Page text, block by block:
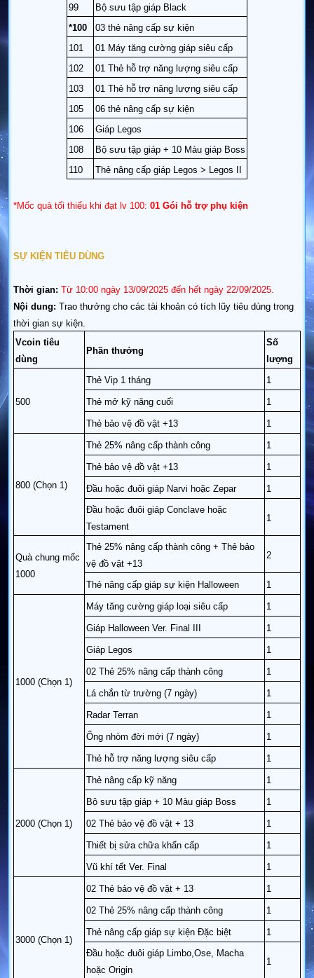
99
Bộ sưu tập giáp Black
*100
03 thẻ nâng cấp sự kiện
101
01 Máy tăng cường giáp siêu cấp
102
01 Thẻ hỗ trợ năng lượng siêu cấp
103
01 Thẻ hỗ trợ năng lượng siêu cấp
105
06 thẻ nâng cấp sự kiện
106
Giáp Legos
108
Bộ sưu tập giáp + 10 Màu giáp Boss
110
Thẻ nâng cấp giáp Legos > Legos II
*Mốc quà tối thiểu khi đạt lv 100: 01 Gói hỗ trợ phụ kiện
SỰ KIỆN TIÊU DÙNG
Thời gian: Từ 10:00ngày 13/09/2025 đến hết ngày 22/09/2025.
Nội dung: Trao thưởng cho các tài khoản có tích lũy tiêu dùng trong
thời gian sự kiện.
Vcoin tiêu
dùng
Phần thưởng
Số
lượng
500
Thẻ Vip 1 tháng 1
Thẻ mở kỹ năng cuối 1
Thẻ bảo vệ đồ vật +13 1
800 (Chọn 1)
Thẻ 25% nâng cấp thành công 1
Thẻ bảo vệ đồ vật +13 1
Đầu hoặc đuôi giáp Narvi hoặc Zepar
1
Đầu hoặc đuôi giáp Conclave hoặc
Testament
1
Quà chung mốc
1000
Thẻ 25% nâng cấp thành công + Thẻ bảo
vệ đồ vật +13
2
Thẻ nâng cấp giáp sự kiện Halloween 1
1000 (Chọn 1)
Máy tăng cường giáp loại siêu cấp 1
Giáp Halloween Ver. Final III 1
Giáp Legos 1
02 Thẻ 25% nâng cấp thành công 1
Lá chắn từ trường (7 ngày) 1
Radar Terran 1
Ống nhòm đời mới (7 ngày) 1
Thẻ hỗ trợ năng lượng siêu cấp 1
2000 (Chọn 1)
Thẻ nâng cấp kỹ năng 1
Bộ sưu tập giáp + 10 Màu giáp Boss 1
02 Thẻ bảo vệ đồ vật + 13 1
Thiết bị sửa chữa khẩn cấp 1
Vũ khí tết Ver. Final 1
3000 (Chọn 1)
02 Thẻ bảo vệ đồ vật + 13 1
02 Thẻ 25% nâng cấp thành công 1
Thẻ nâng cấp giáp sự kiện Đặc biệt
1
Đầu hoặc đuôi giáp Limbo,Ose, Macha
hoặc Origin
1